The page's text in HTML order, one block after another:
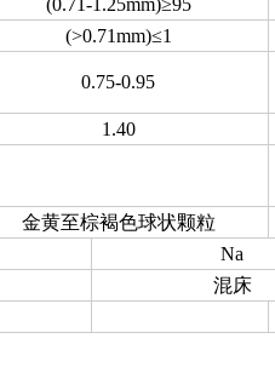
(0.71-1.25mm)≥95
(>0.71mm)≤1
0.75-0.95
1.40
金黄至棕褐色球状颗粒
Na
混床